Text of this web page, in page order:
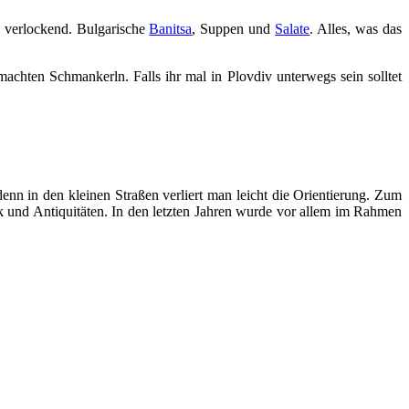
verlockend. BulgarischeBanitsa, Suppen und Salate. Alles, was das
Schmankerln. Falls ihr mal in Plovdiv unterwegs sein solltet
in den kleinen Straßen verliert man leicht die Orientierung. Zum
Antiquitäten. In den letzten Jahren wurde vor allem im Rahmen